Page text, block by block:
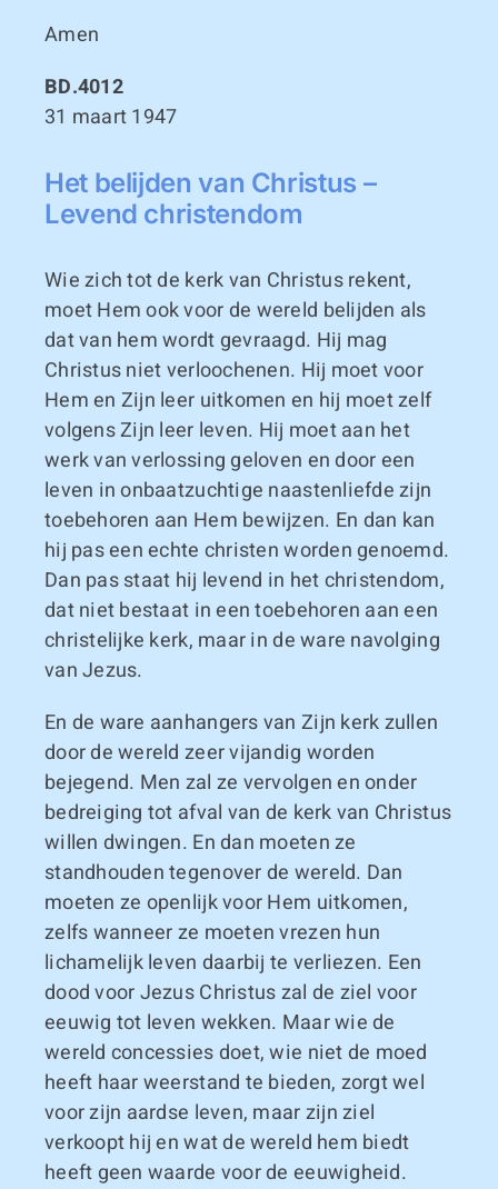
Amen
BD.4012
31 maart 1947
Het belijden van Christus –
Levend christendom
Wie zich tot de kerk van Christus rekent,
moet Hem ook voor de wereld belijden als
dat van hem wordt gevraagd. Hij mag
Christus niet verloochenen. Hij moet voor
Hem en Zijn leer uitkomen en hij moet zelf
volgens Zijn leer leven. Hij moet aan het
werk van verlossing geloven en door een
leven in onbaatzuchtige naastenliefde zijn
toebehoren aan Hem bewijzen. En dan kan
hij pas een echte christen worden genoemd.
Dan pas staat hij levend in het christendom,
dat niet bestaat in een toebehoren aan een
christelijke kerk, maar in de ware navolging
van Jezus.
En de ware aanhangers van Zijn kerk zullen
door de wereld zeer vijandig worden
bejegend. Men zal ze vervolgen en onder
bedreiging tot afval van de kerk van Christus
willen dwingen. En dan moeten ze
standhouden tegenover de wereld. Dan
moeten ze openlijk voor Hem uitkomen,
zelfs wanneer ze moeten vrezen hun
lichamelijk leven daarbij te verliezen. Een
dood voor Jezus Christus zal de ziel voor
eeuwig tot leven wekken. Maar wie de
wereld concessies doet, wie niet de moed
heeft haar weerstand te bieden, zorgt wel
voor zijn aardse leven, maar zijn ziel
verkoopt hij en wat de wereld hem biedt
heeft geen waarde voor de eeuwigheid.